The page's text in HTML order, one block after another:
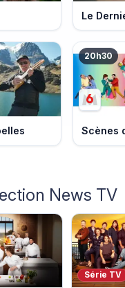
Le
20h30
Scènes
News TV
Série TV